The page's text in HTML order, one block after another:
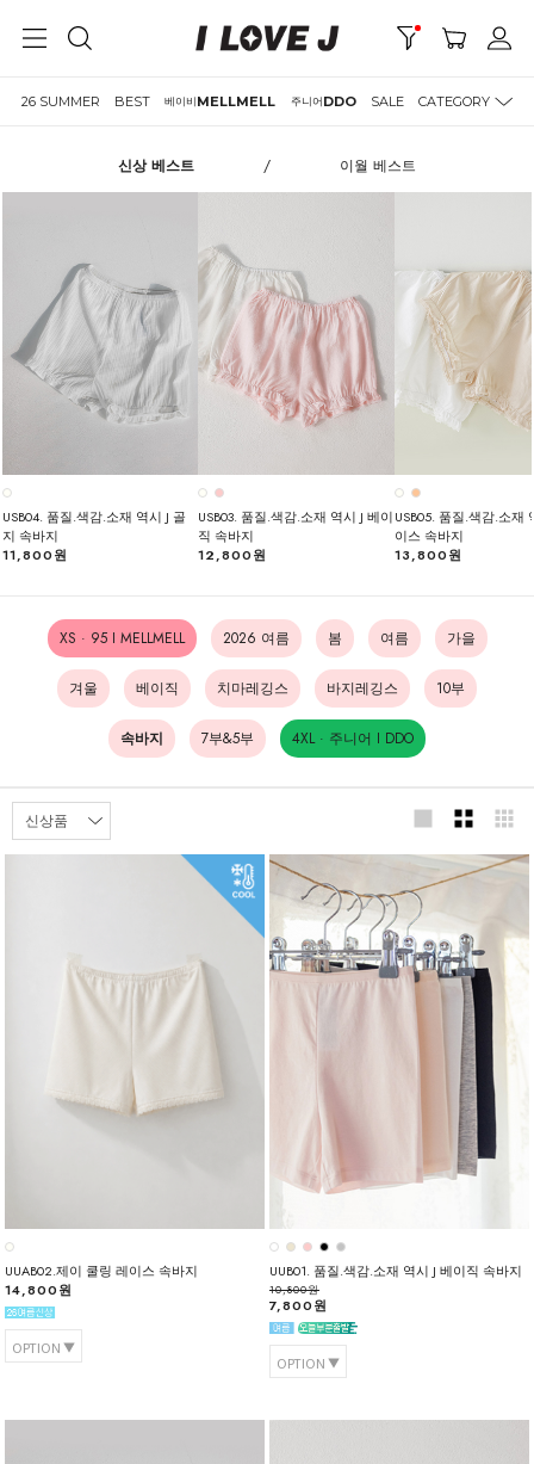
26 SUMMER BEST 베이비MELLMELL 주니어DDO SALE CATEGORY
신상 베스트 / 이월 베스트
USB04. 품질.색감.소재 역시 J 골
지 속바지
11,800원
USB03. 품질.색감.소재 역시 J 베이
직 속바지
12,800원
USB05. 품질.색감.소재
이스 속바지
13,800원
XS · 95 I MELLMELL 2026 여름 봄 여름 가을
겨울 베이직 치마레깅스 바지레깅스 10부
속바지 7부&5부 4XL · 주니어 I DDO
UUAB02.제이 쿨링 레이스 속바지
14,800원
OPTION
UUB01. 품질.색감.소재 역시 J 베이직 속바지
10,800원
7,800원
OPTION